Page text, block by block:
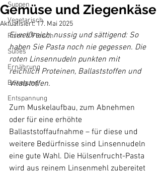
Suppen
Vegetarisch
Fisch & Fleisch
Süßes
Ernährung
Bewegung
Entspannung
Gemüse und Ziegenkäse
Aktualisiert:17. Mai 2025
Eiweißreich, nussig und sättigend: So
haben Sie Pasta noch nie gegessen. Die
roten Linsennudeln punkten mit
reichlich Proteinen, Ballaststoffen und
Vitalstoffen.
Zum Muskelaufbau, zum Abnehmen
oder für eine erhöhte
Ballaststoffaufnahme – für diese und
weitere Bedürfnisse sind Linsennudeln
eine gute Wahl. Die Hülsenfrucht-Pasta
wird aus reinem Linsenmehl zubereitet